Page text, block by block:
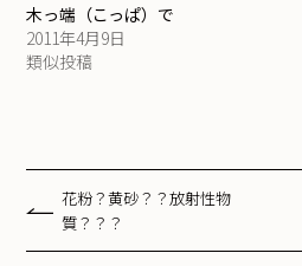
木っ端（こっぱ）で
2011年4月9日
類似投稿
花粉？黄砂？？放射性物
質？？？